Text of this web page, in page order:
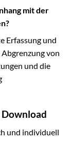
mit der
Erfassung und
von
und die
Download
und individuell